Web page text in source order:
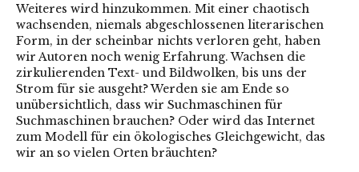
Weiteres wird hinzukommen. Mit einer chaotisch
wachsenden, niemals abgeschlossenen literarischen
Form, in der scheinbar nichts verloren geht, haben
wir Autoren noch wenig Erfahrung. Wachsen die
zirkulierenden Text- und Bildwolken, bis uns der
Strom für sie ausgeht? Werden sie am Ende so
unübersichtlich, dass wir Suchmaschinen für
Suchmaschinen brauchen? Oder wird das Internet
zum Modell für ein ökologisches Gleichgewicht, das
wir an so vielen Orten bräuchten?